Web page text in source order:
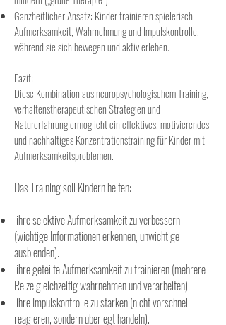
Ganzheitlicher Ansatz: Kinder trainieren spielerisch
Aufmerksamkeit, Wahrnehmung und Impulskontrolle,
während sie sich bewegen und aktiv erleben.
Fazit:
Diese Kombination aus neuropsychologischem Training,
verhaltenstherapeutischen Strategien und
Naturerfahrung ermöglicht ein effektives, motivierendes
und nachhaltiges Konzentrationstraining für Kinder mit
Aufmerksamkeitsproblemen.
Das Training soll Kindern helfen:
ihre selektive Aufmerksamkeit zu verbessern
(wichtige Informationen erkennen, unwichtige
ausblenden).
ihre geteilte Aufmerksamkeit zu trainieren (mehrere
Reize gleichzeitig wahrnehmen und verarbeiten).
ihre Impulskontrolle zu stärken (nicht vorschnell
reagieren, sondern überlegt handeln).